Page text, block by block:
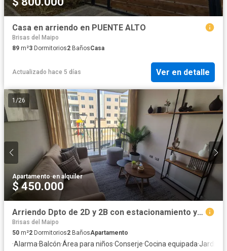
Casa en arriendo en PUENTE ALTO
Brisas del Maipo
89 m²3 Dormitorios2 BañosCasa
Actualizado hace 5 días Ver en detalle
1 /26
Apartamento·en alquiler
$ 450.000
Arriendo Dpto de 2D y 2B con estacionamiento y áreas comunes
Brisas del Maipo
50 m²2 Dormitorios2 BañosApartamento
·Alarma·Balcón·Área para niños·Conserje·Cocina equipada·Jardín